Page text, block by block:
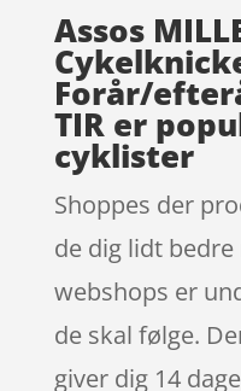
Assos
Forår/
TIR er
cyklister
Shoppes der
de dig lidt
webshops er
de skal følge.
giver dig 14